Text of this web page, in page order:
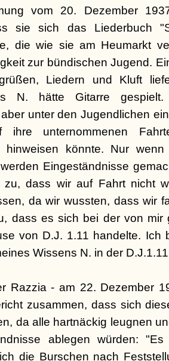
vom 20. Dezember
sie sich das Liederbuch
die wie sie am Heumarkt
zur bündischen Jugend.
Liedern und Kluft
N. hätte Gitarre
unter den Jugendlichen
ihre unternommenen
hinweisen könnte. Nur
Eingeständnisse
dass wir auf Fahrt nicht
da wir wussten, dass wir
dass es sich bei der von mir
von D.J. 1.11 handelte. Ich
Wissens N. in der
Razzia - am 22. Dezember
zusammen, dass sich
da alle hartnäckig leugnen
ablegen würden:
die Burschen nach